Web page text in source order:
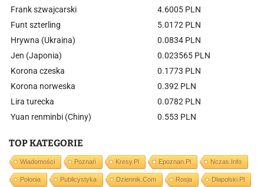
Frank szwajcarski
4.6005 PLN
Funt szterling
5.0172 PLN
Hrywna (Ukraina)
0.0834 PLN
Jen (Japonia)
0.023565 PLN
Korona czeska
0.1773 PLN
Korona norweska
0.392 PLN
Lira turecka
0.0782 PLN
Yuan renminbi (Chiny)
0.553 PLN
TOP KATEGORIE
Wiadomości Poznań Kresy.pl Epoznan.pl Nczas.info
Polonia Publicystyka Dziennik.com Rosja Dlapolski.pl